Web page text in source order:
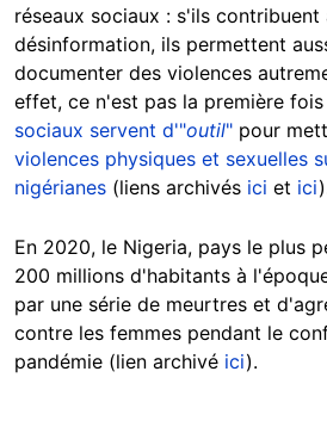
réseaux sociaux : s'ils
désinformation, ils permettent
documenter des violences
effet, ce n'est pas la première
sociaux servent d'"outil" pour
violences physiques et sexuelles
nigérianes (liens archivés ici et ici
En 2020, le Nigeria, pays le plus
200 millions d'habitants à
par une série de meurtres et
contre les femmes pendant le
pandémie (lien archivé ici).